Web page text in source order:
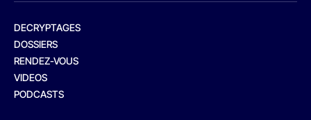
DECRYPTAGES
DOSSIERS
RENDEZ-VOUS
VIDEOS
PODCASTS